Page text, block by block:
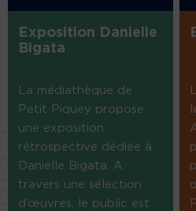
Exposition Danielle
Bigata
La médiathèque de
Petit Piquey propose
une exposition
rétrospective dédiée à
Danielle Bigata. A
travers une sélection
d’œuvres, le public est